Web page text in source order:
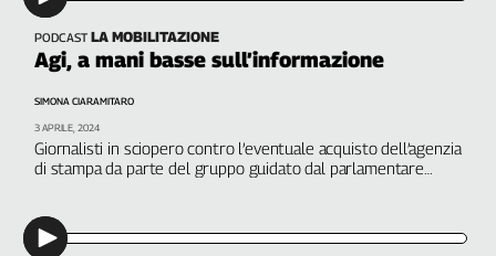
PODCAST LA MOBILITAZIONE
Agi, a mani basse sull’informazione
Giornalisti in sciopero contro l’eventuale acquisto dell’agenzia
di stampa da parte del gruppo guidato dal parlamentare
SIMONA CIARAMITARO
3 APRILE, 2024